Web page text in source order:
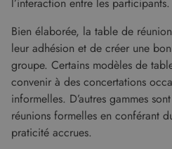
l’interaction entre les participants.
Bien élaborée, la table de
leur adhésion et de créer une
groupe. Certains modèles de
convenir à des concertations
informelles. D’autres gammes
réunions formelles en conférant
praticité accrues.
Strictement nécessaires
Ciblage
Fonctionnalité
des fonctionnalités de base